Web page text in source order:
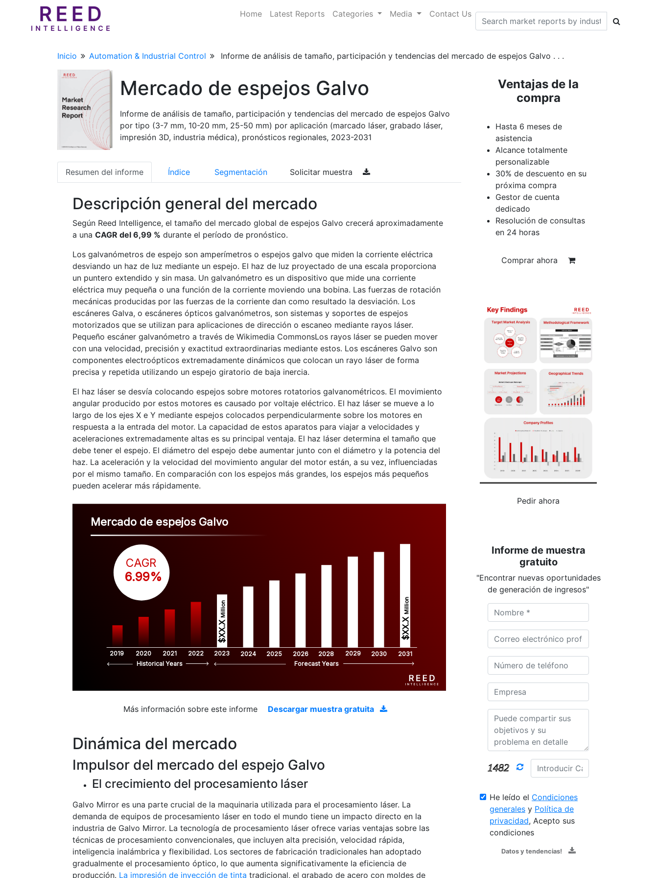
Home Latest Reports Categories Media Contact Us
Inicio Automation & Industrial Control Informe de análisis de tamaño, participación y tendencias del mercado de espejos Galvo . . .
Mercado de espejos Galvo
Informe de análisis de tamaño, participación y tendencias del mercado de espejos Galvo
por tipo (3-7 mm, 10-20 mm, 25-50 mm) por aplicación (marcado láser, grabado láser,
impresión 3D, industria médica), pronósticos regionales, 2023-2031
Resumen del informe Índice Segmentación Solicitar muestra
Descripción general del mercado
Según Reed Intelligence, el tamaño del mercado global de espejos Galvo crecerá aproximadamente
a una CAGR del 6,99 % durante el período de pronóstico.
Los galvanómetros de espejo son amperímetros o espejos galvo que miden la corriente eléctrica
desviando un haz de luz mediante un espejo. El haz de luz proyectado de una escala proporciona
un puntero extendido y sin masa. Un galvanómetro es un dispositivo que mide una corriente
eléctrica muy pequeña o una función de la corriente moviendo una bobina. Las fuerzas de rotación
mecánicas producidas por las fuerzas de la corriente dan como resultado la desviación. Los
escáneres Galva, o escáneres ópticos galvanómetros, son sistemas y soportes de espejos
motorizados que se utilizan para aplicaciones de dirección o escaneo mediante rayos láser.
Pequeño escáner galvanómetro a través de Wikimedia CommonsLos rayos láser se pueden mover
con una velocidad, precisión y exactitud extraordinarias mediante estos. Los escáneres Galvo son
componentes electroópticos extremadamente dinámicos que colocan un rayo láser de forma
precisa y repetida utilizando un espejo giratorio de baja inercia.
El haz láser se desvía colocando espejos sobre motores rotatorios galvanométricos. El movimiento
angular producido por estos motores es causado por voltaje eléctrico. El haz láser se mueve a lo
largo de los ejes X e Y mediante espejos colocados perpendicularmente sobre los motores en
respuesta a la entrada del motor. La capacidad de estos aparatos para viajar a velocidades y
aceleraciones extremadamente altas es su principal ventaja. El haz láser determina el tamaño que
debe tener el espejo. El diámetro del espejo debe aumentar junto con el diámetro y la potencia del
haz. La aceleración y la velocidad del movimiento angular del motor están, a su vez, influenciadas
por el mismo tamaño. En comparación con los espejos más grandes, los espejos más pequeños
pueden acelerar más rápidamente.
Mercado de espejos Galvo
2019 2020 2021 2022 2023 2024 2025 2026 2028 2029 2030 2031
$XX.X
Million
$XX.X
Million
CAGR
6.99%
Historical Years Forecast Years
Más información sobre este informe Descargar muestra gratuita
Dinámica del mercado
Impulsor del mercado del espejo Galvo
El crecimiento del procesamiento láser
Galvo Mirror es una parte crucial de la maquinaria utilizada para el procesamiento láser. La
demanda de equipos de procesamiento láser en todo el mundo tiene un impacto directo en la
industria de Galvo Mirror. La tecnología de procesamiento láser ofrece varias ventajas sobre las
técnicas de procesamiento convencionales, que incluyen alta precisión, velocidad rápida,
inteligencia inalámbrica y flexibilidad. Los sectores de fabricación tradicionales han adoptado
gradualmente el procesamiento óptico, lo que aumenta significativamente la eficiencia de
producción. La impresión de inyección de tinta tradicional, el grabado de acero con moldes de
Ventajas de la
compra
Hasta 6 meses de
asistencia
Alcance totalmente
personalizable
30% de descuento en su
próxima compra
Gestor de cuenta
dedicado
Resolución de consultas
en 24 horas
Comprar ahora
Pedir ahora
Informe de muestra
gratuito
"Encontrar nuevas oportunidades
de generación de ingresos"
He leído el Condiciones
generales y Política de
privacidad, Acepto sus
condiciones
Datos y tendencias!